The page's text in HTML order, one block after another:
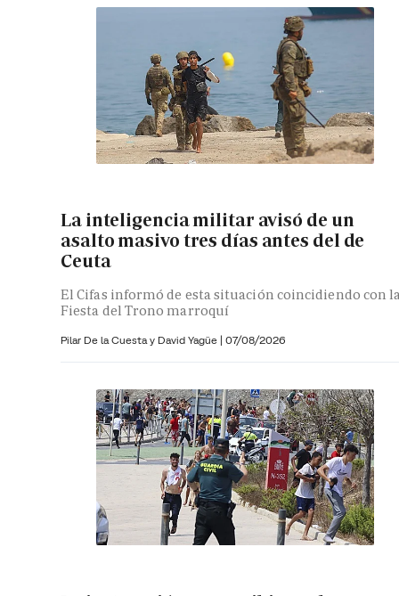
La inteligencia militar avisó de un
asalto masivo tres días antes del de
Ceuta
El Cifas informó de esta situación coincidiendo con
Fiesta del Trono marroquí
Pilar De la Cuesta y David Yagüe | 07/08/2026